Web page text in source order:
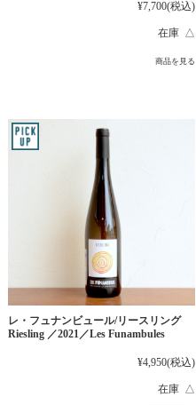
¥7,700(税込)
在庫 △
商品を見る
レ・フュナンビュール/リースリング
Riesling ／2021／Les Funambules
¥4,950(税込)
在庫 △